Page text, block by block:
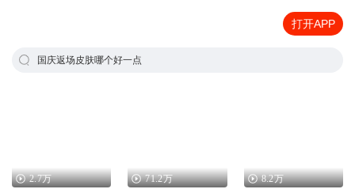
打开APP
国庆返场皮肤哪个好一点
2.7万 71.2万 8.2万